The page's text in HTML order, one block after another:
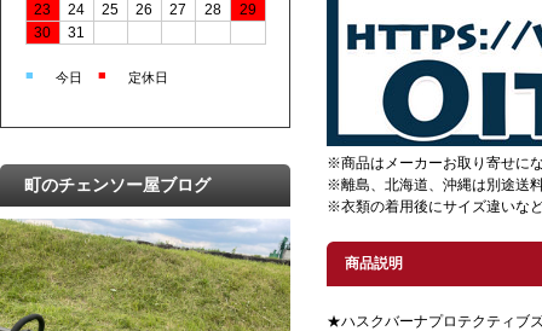
※商品はメーカーお取り寄せに
※離島、北海道、沖縄は別途送
※衣類の着用後にサイズ違いな
商品説明
★ハスクバーナプロテクティブ
23
24 25 26 27 28
29
30
31
■ 今日 ■ 定休日
町のチェンソー屋ブログ